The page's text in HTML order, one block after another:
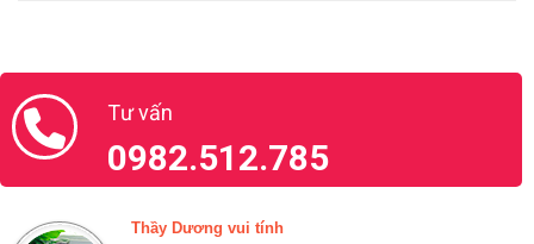
Tư vấn
0982.512.785
Thầy Dương vui tính